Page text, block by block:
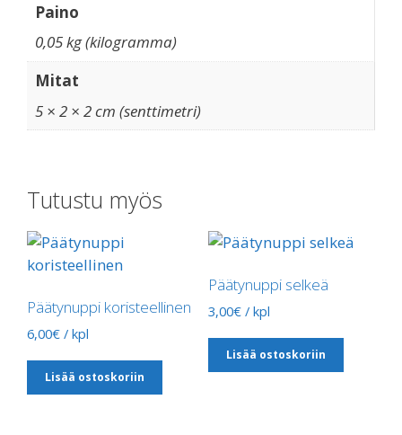
Paino
0,05 kg (kilogramma)
Mitat
5 × 2 × 2 cm (senttimetri)
Tutustu myös
Päätynuppi koristeellinen
6,00€ / kpl
Lisää ostoskoriin
Päätynuppi selkeä
3,00€ / kpl
Lisää ostoskoriin